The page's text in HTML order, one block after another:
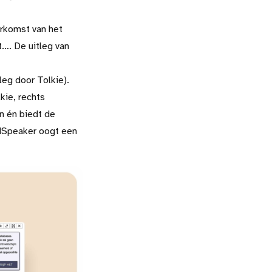
van het
De uitleg van
door Tolkie).
rechts
én biedt de
oogt een